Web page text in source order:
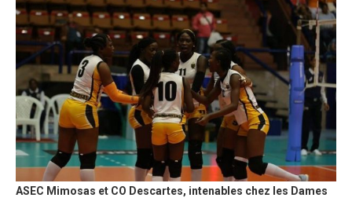
ASEC Mimosas et CO Descartes, intenables chez les Dames